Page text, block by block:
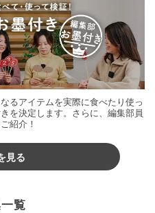
るアイテムを実際に食べたり使っ
を決定します。さらに、編集部員
紹介！
見る
覧